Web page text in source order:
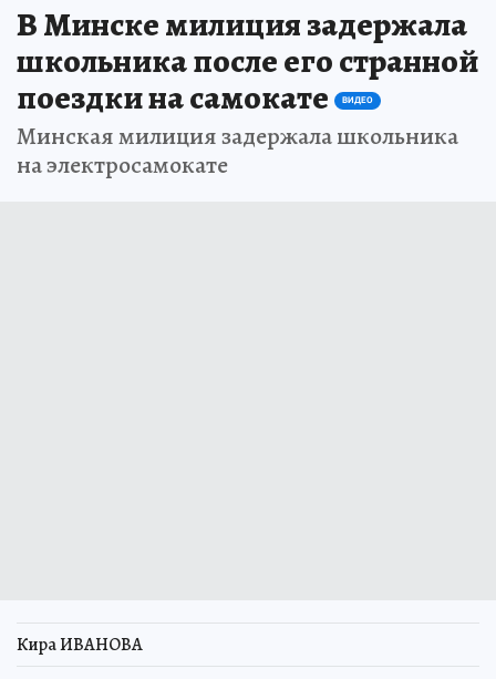
В Минске милиция задержала
школьника после его странной
поездки на самокате
ВИДЕО
Минская милиция задержала школьника
на электросамокате
Кира ИВАНОВА